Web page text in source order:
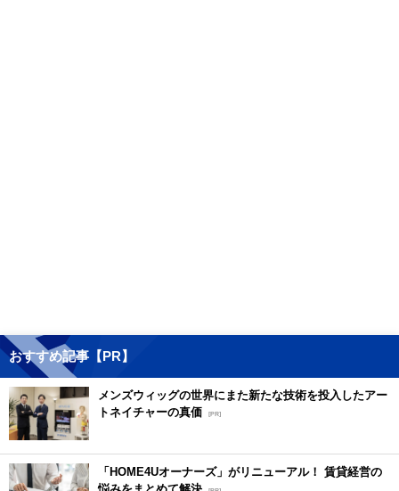
おすすめ記事【PR】
メンズウィッグの世界にまた新たな技術を投入したアー
トネイチャーの真価 [PR]
「HOME4Uオーナーズ」がリニューアル！ 賃貸経営の
悩みをまとめて解決